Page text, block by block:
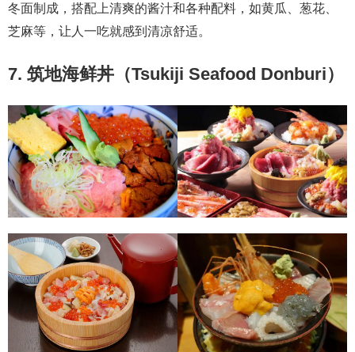
冬面制成，搭配上清爽的酱汁和各种配料，如黄瓜、葱花、
芝麻等，让人一吃就感到清凉舒适。
7. 筑地海鲜丼（Tsukiji Seafood Donburi）